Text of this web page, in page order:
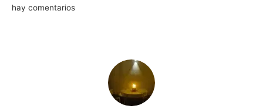
hay comentariosen
Lanzamiento